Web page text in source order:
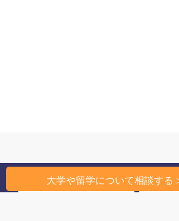
大学や留学について相談する